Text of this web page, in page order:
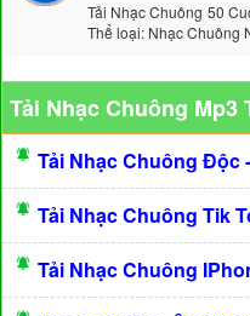
Tải Nhạc Chuông 50
Thể loại: Nhạc Chuông
Tải Nhạc Chuông Mp3
Tải Nhạc Chuông Độc
Tải Nhạc Chuông Tik
Tải Nhạc Chuông